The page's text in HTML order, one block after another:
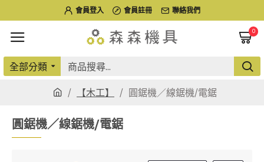
會員登入 會員註冊 聯絡我們
0
全部分類
【木工】 圓鋸機／線鋸機/電鋸
圓鋸機／線鋸機/電鋸